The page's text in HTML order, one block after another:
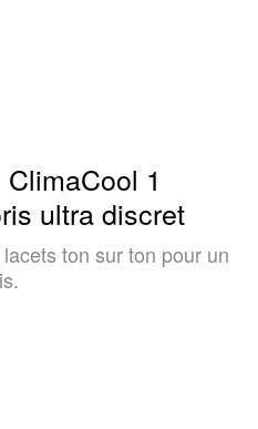
1
ultra discret
ton sur ton pour un